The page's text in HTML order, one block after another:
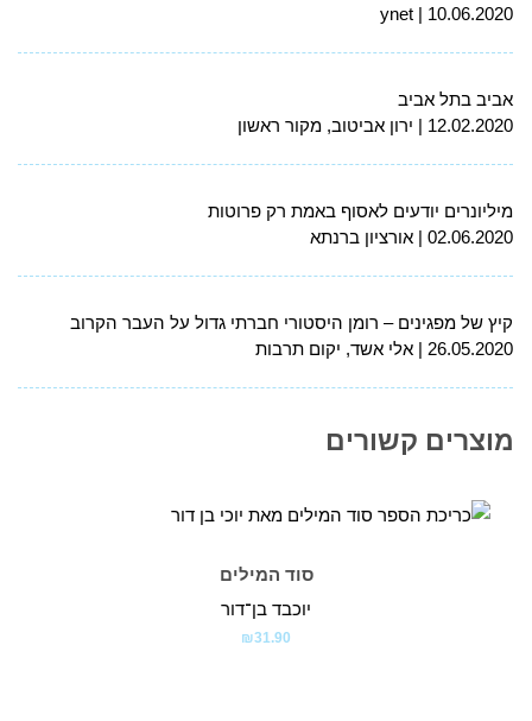
10.06.2020
ynet
אביב בתל אביב
12.02.2020
ירון אביטוב, מקור ראשון
מיליונרים יודעים לאסוף באמת רק פרוטות
02.06.2020
אורציון ברנתא
קיץ של מפגינים – רומן היסטורי חברתי גדול על העבר הקרוב
26.05.2020
אלי אשד, יקום תרבות
מוצרים קשורים
סוד המילים
יוכבד בן־דור
₪31.90